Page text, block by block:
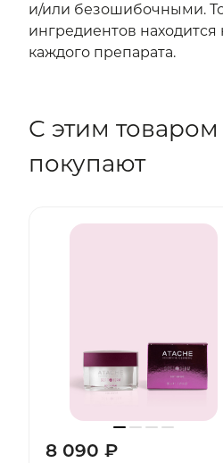
и/или безошибочными.
ингредиентов находится
каждого препарата.
С этим
покупают
8 090 ₽